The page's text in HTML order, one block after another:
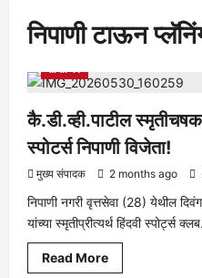
निपाणी टाऊन
आरोग्य क्रीडा ताज्या बातम्या
कै.डी.व्ही.पाटील
स्पोटर्स निपाणी विजेता!
मुख्य संपादक 2 months ago
निपाणी नगरी वृत्तसेवा (28) येथील
यांच्या स्मृतीप्रीत्यर्थ हिंदवी स्पोर्ट्स
Read MoreRead
more